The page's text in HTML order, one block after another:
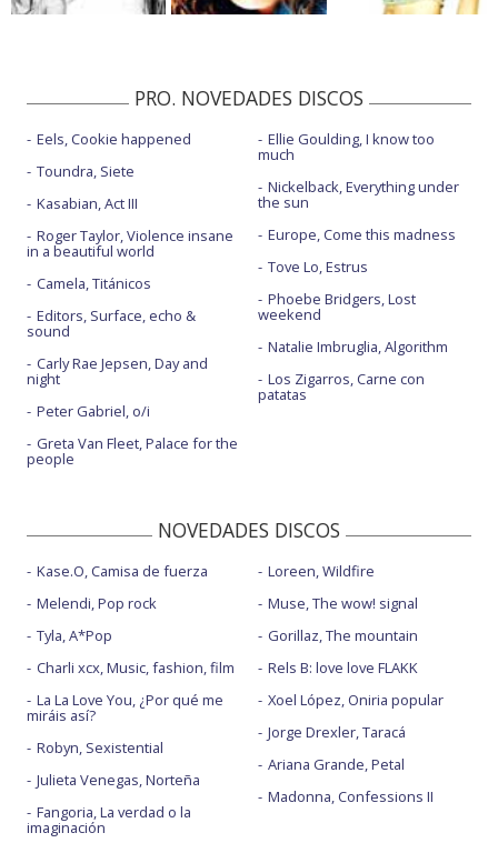
PRO. NOVEDADES DISCOS
Eels, Cookie happened
Toundra, Siete
Kasabian, Act III
Roger Taylor, Violence insane
in a beautiful world
Camela, Titánicos
Editors, Surface, echo &
sound
Carly Rae Jepsen, Day and
night
Peter Gabriel, o/i
Greta Van Fleet, Palace for the
people
Ellie Goulding, I know too
much
Nickelback, Everything under
the sun
Europe, Come this madness
Tove Lo, Estrus
Phoebe Bridgers, Lost
weekend
Natalie Imbruglia, Algorithm
Los Zigarros, Carne con
patatas
NOVEDADES DISCOS
Kase.O, Camisa de fuerza
Melendi, Pop rock
Tyla, A*Pop
Charli xcx, Music, fashion, film
La La Love You, ¿Por qué me
miráis así?
Robyn, Sexistential
Julieta Venegas, Norteña
Fangoria, La verdad o la
imaginación
Loreen, Wildfire
Muse, The wow! signal
Gorillaz, The mountain
Rels B: love love FLAKK
Xoel López, Oniria popular
Jorge Drexler, Taracá
Ariana Grande, Petal
Madonna, Confessions II